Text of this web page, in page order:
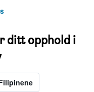
ditt opphold i